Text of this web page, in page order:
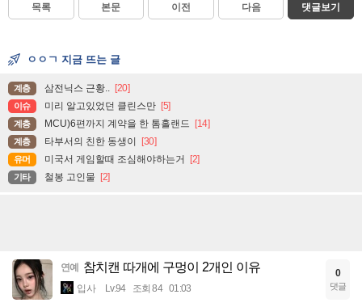
목록 본문 이전 다음 댓글보기
ㅇㅇㄱ 지금 뜨는 글
계층 삼전닉스 근황.. [20]
이슈 미리 알고있었던 클린스만 [5]
계층 MCU)6편까지 계약을 한 톰홀랜드 [14]
계층 타부서의 친한 동생이 [30]
유머 미국서 게임할때 조심해야하는거 [2]
기타 철봉 고인물 [2]
연예 참치캔 따개에 구멍이 2개인 이유
입사 Lv.94 조회 84 01:03
0
댓글